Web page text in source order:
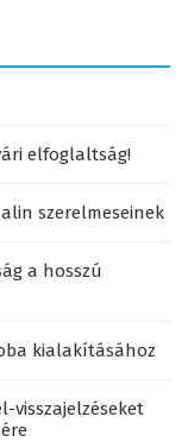
elfoglaltság!
szerelmeseinek
a hosszú
kialakításához
visszajelzéseket